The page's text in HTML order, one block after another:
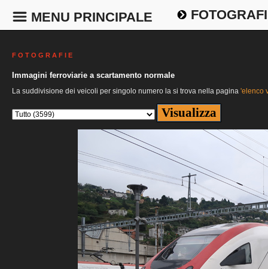
MENU PRINCIPALE
F O T O G R A F I E
Immagini ferroviarie a scartamento normale
La suddivisione dei veicoli per singolo numero la si trova nella pagina 'elenco